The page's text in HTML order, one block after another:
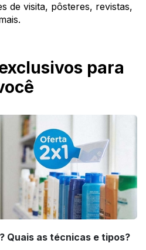
de visita, pôsteres, revistas,
para
Quais as técnicas e tipos?